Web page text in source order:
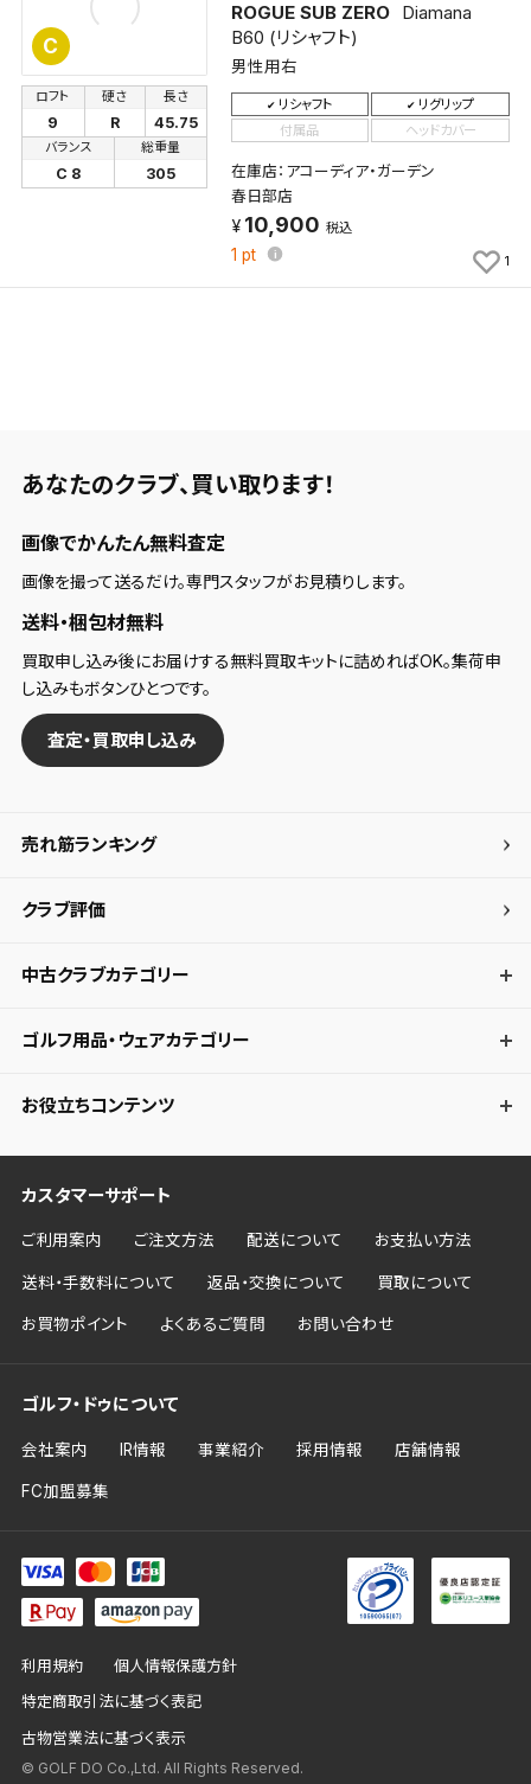
C
ROGUE SUB ZERO
Diamana
B60 (リシャフト)
男性用右
ロフト
9
硬さ
R
長さ
45.75
バランス
C 8
総重量
305
リシャフト
リグリップ
付属品
ヘッドカバー
在庫店：アコーディア・ガーデン
春日部店
10,900 税込
1 pt 1
あなたのクラブ、 買い取ります！
画像でかんたん無料査定
画像を撮って送るだけ。専門スタッフがお見積りします。
送料・梱包材無料
買取申し込み後にお届けする無料買取キットに詰めればOK。集荷申
し込みもボタンひとつです。
査定・買取申し込み
売れ筋ランキング
クラブ評価
中古クラブカテゴリー
ゴルフ用品・ウェアカテゴリー
お役立ちコンテンツ
カスタマーサポート
ご利用案内 ご注文方法 配送について お支払い方法
送料・手数料について 返品・交換について 買取について
お買物ポイント よくあるご質問 お問い合わせ
ゴルフ・ドゥについて
会社案内 IR情報 事業紹介 採用情報 店舗情報
FC加盟募集
利用規約 個人情報保護方針
特定商取引法に基づく表記
古物営業法に基づく表示
© GOLF DO Co.,Ltd. All Rights Reserved.